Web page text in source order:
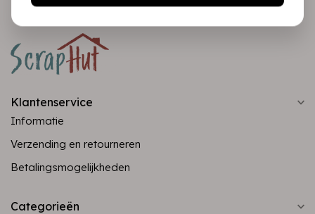
Klantenservice
Informatie
Verzending en retourneren
Betalingsmogelijkheden
Categorieën